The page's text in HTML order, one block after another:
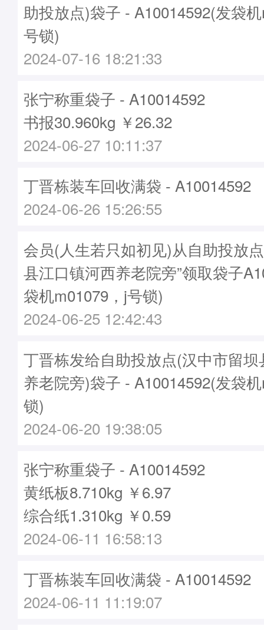
助投放点)袋子 - A10014592(发袋
号锁)
2024-07-16 18:21:33
张宁称重袋子 - A10014592
书报30.960kg ￥26.32
2024-06-27 10:11:37
丁晋栋装车回收满袋 - A10014592
2024-06-26 15:26:55
会员(人生若只如初见)从自助投放
县江口镇河西养老院旁”领取袋子
袋机m01079，j号锁)
2024-06-25 12:42:43
丁晋栋发给自助投放点(汉中市留
养老院旁)袋子 - A10014592(发袋
锁)
2024-06-20 19:38:05
张宁称重袋子 - A10014592
黄纸板8.710kg ￥6.97
综合纸1.310kg ￥0.59
2024-06-11 16:58:13
丁晋栋装车回收满袋 - A10014592
2024-06-11 11:19:07